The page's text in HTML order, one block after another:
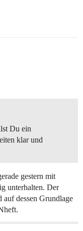
Du ein
klar und
gestern mit
unterhalten. Der
dessen Grundlage